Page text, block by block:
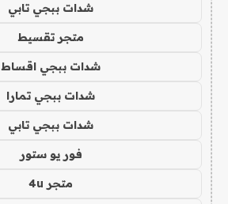
شدات ببجي تابي
متجر تقسيط
شدات ببجي اقساط
شدات ببجي تمارا
شدات ببجي تابي
فور يو ستور
متجر 4u